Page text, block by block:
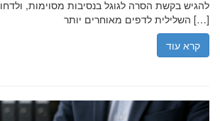
להגיש בקשת הסרה לגוגל בנסיבות מסוימות,
השלילית לדפים מאוחרים יותר […]
קרא עוד